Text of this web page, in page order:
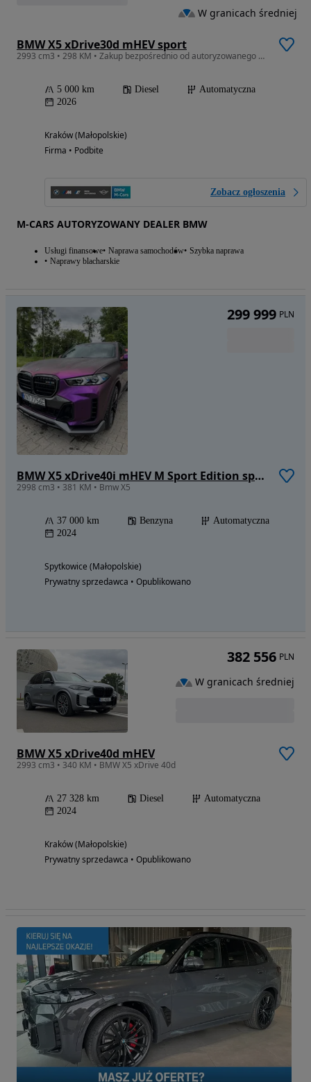
BMW X5 xDrive30d mHEV sport
2993 cm3 • 298 KM • Zakup bezpośrednio od autoryzowanego dealera, dostępny od ręki!
5 000 km Diesel
Automatyczna
2026
Kraków (Małopolskie)
Firma • Podbite
Zobacz ogłoszenia
M-CARS AUTORYZOWANY DEALER BMW
Usługi finansowe Naprawa samochodów Szybka naprawa
Naprawy blacharskie
W granicach średniej
BMW X5 xDrive40i mHEV M Sport Edition sport
2998 cm3 • 381 KM • Bmw X5
37 000 km Benzyna
Automatyczna
2024
Spytkowice (Małopolskie)
Prywatny sprzedawca • Opublikowano
299 999 PLN
BMW X5 xDrive40d mHEV
2993 cm3 • 340 KM • BMW X5 xDrive 40d
27 328 km Diesel
Automatyczna
2024
Kraków (Małopolskie)
Prywatny sprzedawca • Opublikowano
382 556 PLN
W granicach średniej